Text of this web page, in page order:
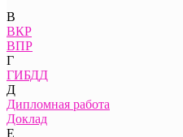
В
ВКР
ВПР
Г
ГИБДД
Д
Дипломная работа
Доклад
Е